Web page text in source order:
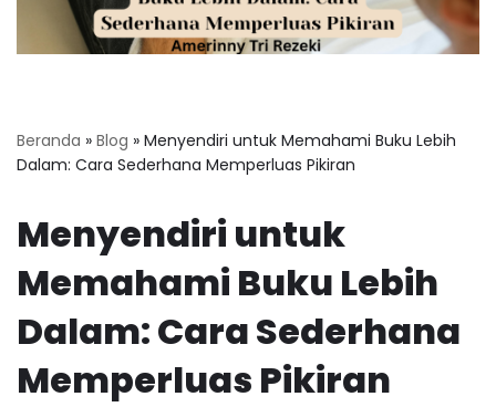
Beranda » Blog » Menyendiri untuk Memahami Buku Lebih
Dalam: Cara Sederhana Memperluas Pikiran
Menyendiri untuk
Memahami Buku Lebih
Dalam: Cara Sederhana
Memperluas Pikiran